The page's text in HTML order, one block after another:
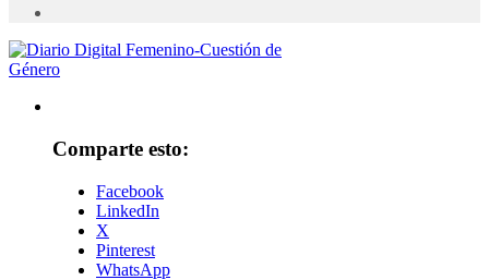
Comparte esto:
Facebook
LinkedIn
X
Pinterest
WhatsApp